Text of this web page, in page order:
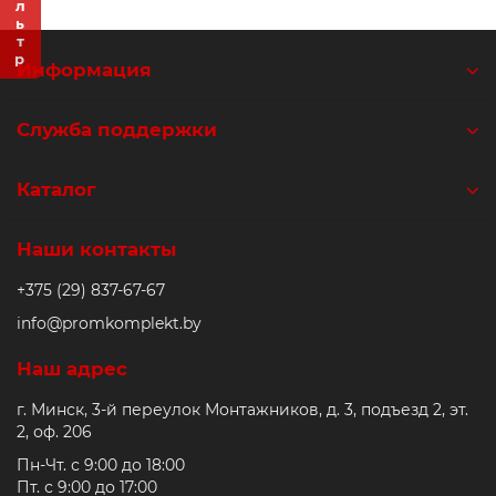
Ролики и колёса
Алюминиевые профили
Вакуумные компоненты
Станочные приспособления
Информация
Служба поддержки
Каталог
Наши контакты
+375 (29) 837-67-67
info@promkomplekt.by
Наш адрес
г. Минск, 3-й переулок Монтажников, д. 3, подъезд 2, эт.
2, оф. 206
Пн-Чт. с 9:00 до 18:00
Пт. с 9:00 до 17:00